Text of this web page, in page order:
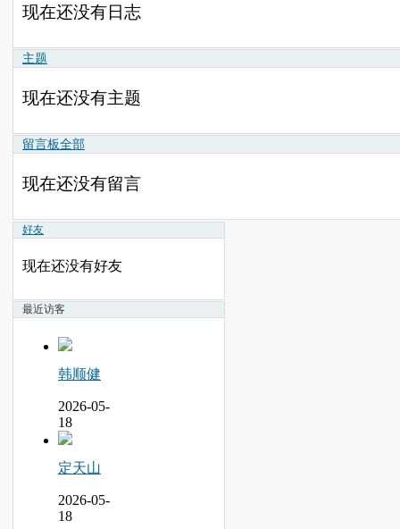
现在还没有日志
主题
现在还没有主题
留言板全部
现在还没有留言
好友
现在还没有好友
最近访客
韩顺健
2026-05-
18
定天山
2026-05-
18